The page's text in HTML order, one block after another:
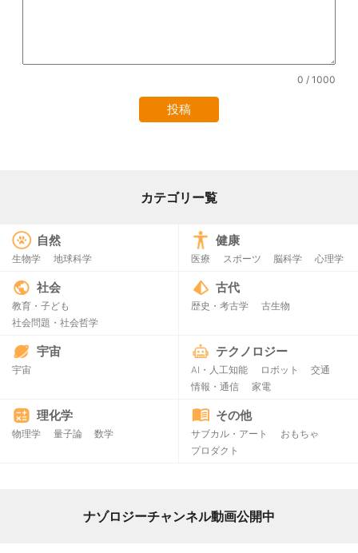
0 / 1000
カテゴリー覧
自然
生物学 地球科学
健康
医療 スポーツ 脳科学 心理学
社会
教育・子ども
社会問題・社会哲学
古代
歴史・考古学 古生物
宇宙
宇宙
テクノロジー
AI・人工知能 ロボット
交通
情報・通信
家電
理化学
物理学 量子論 数学
その他
サブカル・アート
おもちゃ
プロダクト
ナゾロジーチャンネル動画公開中